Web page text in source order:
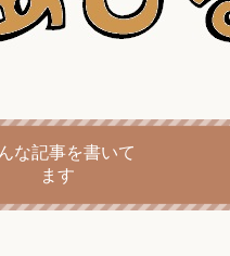
な記事を書いて
ます